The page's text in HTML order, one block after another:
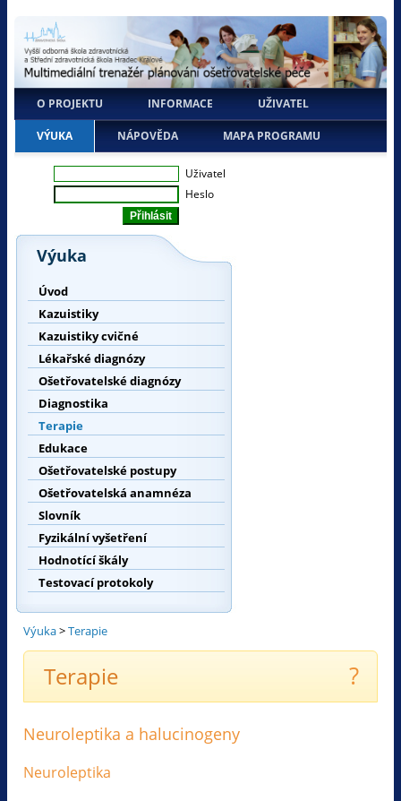
O PROJEKTU INFORMACE UŽIVATEL
VÝUKA NÁPOVĚDA MAPA PROGRAMU
Uživatel
Heslo
Výuka
Úvod
Kazuistiky
Kazuistiky cvičné
Lékařské diagnózy
Ošetřovatelské diagnózy
Diagnostika
Terapie
Edukace
Ošetřovatelské postupy
Ošetřovatelská anamnéza
Slovník
Fyzikální vyšetření
Hodnotící škály
Testovací protokoly
Výuka>Terapie
Terapie ?
Neuroleptika a halucinogeny
Neuroleptika